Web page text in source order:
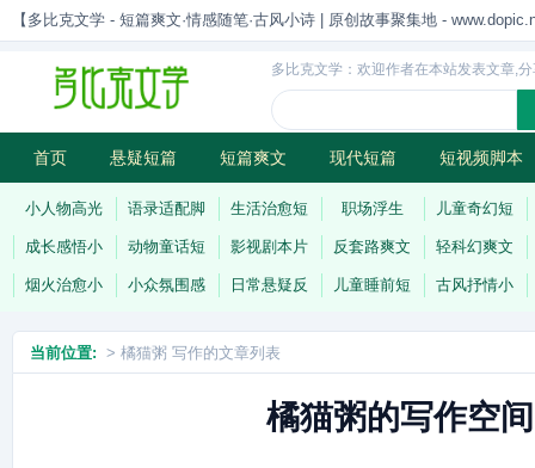
【多比克文学 - 短篇爽文·情感随笔·古风小诗 | 原创故事聚集地 -
多比克文学：欢迎作者在本站发表文章,
首页 悬疑短篇 短篇爽文 现代短篇 短视频脚本
古风小诗 科幻短篇 现代小诗 连载
小人物高光 语录适配脚 生活治愈短 职场浮生 儿童奇幻短
成长感悟小 动物童话短 影视剧本片 反套路爽文 轻科幻爽文
烟火治愈小 小众氛围感 日常悬疑反 儿童睡前短 古风抒情小
当前位置: > 橘猫粥 写作的文章列表
橘猫粥的写作空间